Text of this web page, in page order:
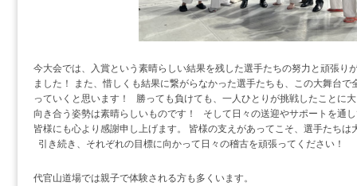
今大会では、入賞という素晴らしい結果を残した選手たちの努力と頑張り
ました！ また、惜しくも結果に繋がらなかった選手たちも、この大舞台
っていくと思います！ 勝っても負けても、一人ひとりが挑戦したことに
向き合う姿勢は素晴らしいものです！ そして日々の送迎やサポートを通
皆様にも心より感謝申し上げます。 皆様の支えがあってこそ、選手たち
引き続き、それぞれの目標に向かって日々の稽古を頑張ってください！
代官山道場では親子で体験される方も多くいます。